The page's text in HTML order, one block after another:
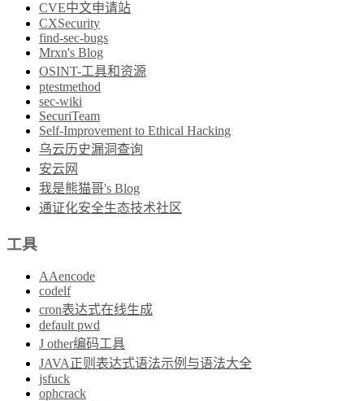
CVE中文申请站
CXSecurity
find-sec-bugs
Mrxn's Blog
OSINT-工具和资源
ptestmethod
sec-wiki
SecuriTeam
Self-Improvement to Ethical Hacking
乌云历史漏洞查询
安云网
我是熊猫哥's Blog
通证化安全生态技术社区
工具
AAencode
codelf
cron表达式在线生成
default pwd
J other编码工具
JAVA正则表达式语法示例与语法大全
jsfuck
ophcrack